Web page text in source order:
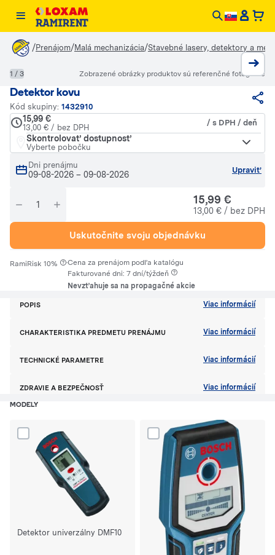
/Prenájom/Malá mechanizácia/Stavebné lasery, detektory a
Detektor kovu
Kód skupiny: 1432910
15,99 €
13,00 € / bez DPH
/ s DPH / deň
Skontrolovať dostupnosť
Vyberte pobočku
Dni prenájmu
09-08-2026 – 09-08-2026 Upraviť
15,99 €
13,00 € / bez DPH
Uskutočnite svoju objednávku
RamiRisk 10% ·Cena za prenájom podľa katalógu
Fakturované dni: 7 dní/týždeň
Nevzťahuje sa na propagačné akcie
1 / 3 Zobrazené obrázky produktov sú referenčné fotografie
POPIS Viac informácií
CHARAKTERISTIKA PREDMETU PRENÁJMU Viac informácií
TECHNICKÉ PARAMETRE Viac informácií
ZDRAVIE A BEZPEČNOSŤ Viac informácií
MODELY
Dodaj produkt Detektor univerzálny DMF10 do porównania
Detektor univerzálny DMF10
Dodaj produkt Detektor kovov